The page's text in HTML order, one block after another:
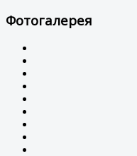
Фотогалерея